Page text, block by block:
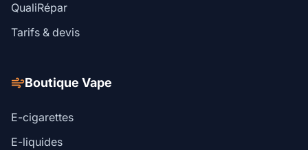
QualiRépar
Tarifs & devis
Boutique Vape
E-cigarettes
E-liquides